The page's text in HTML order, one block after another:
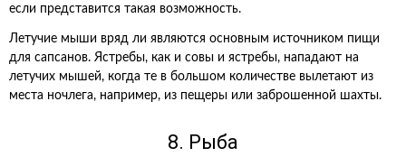
если представится такая возможность.
Летучие мыши вряд ли являются основным источником пищи
для сапсанов. Ястребы, как и совы и ястребы, нападают на
летучих мышей, когда те в большом количестве вылетают из
места ночлега, например, из пещеры или заброшенной шахты.
8. Рыба